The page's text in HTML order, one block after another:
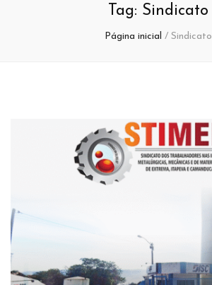
Tag: Sindicato
Página inicial / Sindicato